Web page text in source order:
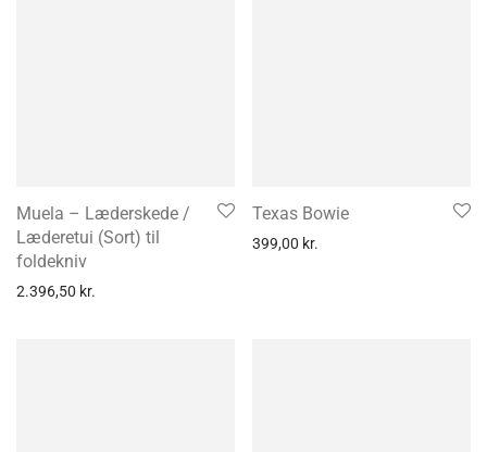
Muela – Læderskede /
Læderetui (Sort) til
foldekniv
2.396,50 kr.
Texas Bowie
399,00 kr.